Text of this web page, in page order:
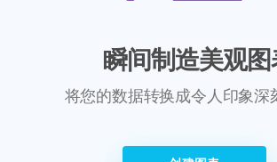
瞬间制造美观
将您的数据转换成令人印象深